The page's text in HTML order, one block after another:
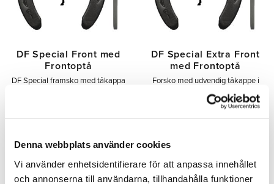
Denna webbplats använder cookies
Vi använder enhetsidentifierare för att anpassa innehållet
och annonserna till användarna, tillhandahålla funktioner
DF Special Front med
Frontoptå
DF Special framsko med tåkappa
Tilføj til ønskeliste
DF Special Extra Front
med Frontoptå
Forsko med udvendig tåkappe i
37,00 SEK